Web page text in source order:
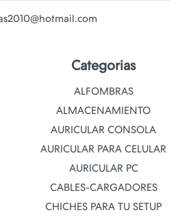
Categorias
ALFOMBRAS
ALMACENAMIENTO
AURICULAR CONSOLA
AURICULAR PARA CELULAR
AURICULAR PC
CABLES-CARGADORES
CHICHES PARA TU SETUP